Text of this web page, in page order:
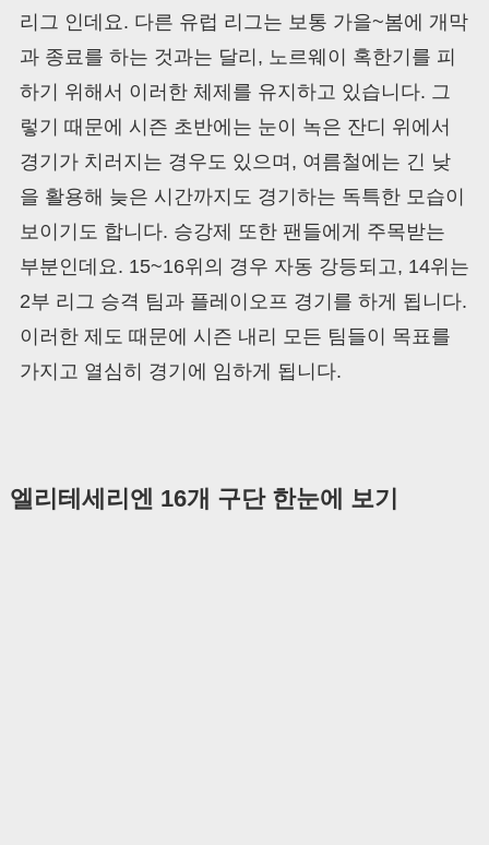
리그 인데요. 다른 유럽 리그는 보통 가을~봄에 개막
과 종료를 하는 것과는 달리, 노르웨이 혹한기를 피
하기 위해서 이러한 체제를 유지하고 있습니다. 그
렇기 때문에 시즌 초반에는 눈이 녹은 잔디 위에서
경기가 치러지는 경우도 있으며, 여름철에는 긴 낮
을 활용해 늦은 시간까지도 경기하는 독특한 모습이
보이기도 합니다. 승강제 또한 팬들에게 주목받는
부분인데요. 15~16위의 경우 자동 강등되고, 14위는
2부 리그 승격 팀과 플레이오프 경기를 하게 됩니다.
이러한 제도 때문에 시즌 내리 모든 팀들이 목표를
가지고 열심히 경기에 임하게 됩니다.
엘리테세리엔 16개 구단 한눈에 보기